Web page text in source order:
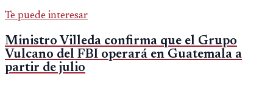
Te puede interesar
Ministro Villeda confirma que el Grupo
Vulcano del FBI operará en Guatemala a
partir de julio